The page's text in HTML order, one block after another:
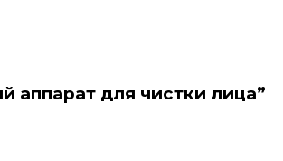
аппарат для чистки лица”